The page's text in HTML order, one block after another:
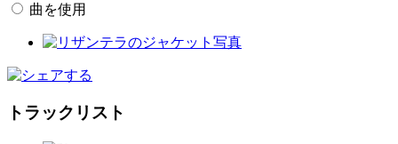
曲を使用
トラックリスト